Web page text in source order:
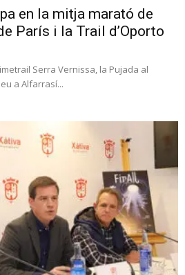
en la mitja marató de
París i la Trail d’Oporto
Serra Vernissa, la Pujada al
a Alfarrasí...